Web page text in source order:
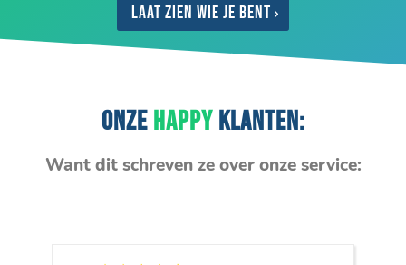
Laat zien wie je bent
ONZEHAPPYKLANTEN:
Want dit schreven ze over onze service: